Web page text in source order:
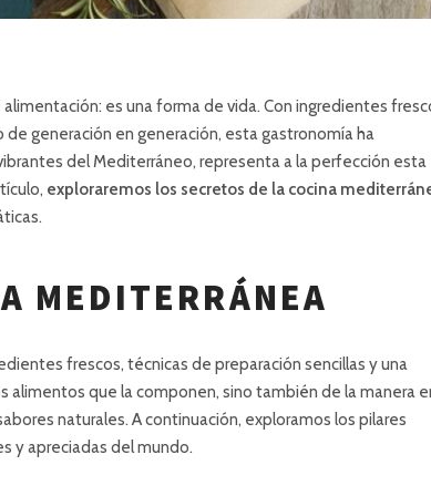
es una forma de vida. Con ingredientes
generación en generación, esta gastronomía ha
del Mediterráneo, representa a la perfección esta
exploraremos los secretos de la cocina
MEDITERRÁNEA
frescos, técnicas de preparación sencillas y una
alimentos que la componen, sino también de la manera
naturales. A continuación, exploramos los pilares
y apreciadas del mundo.